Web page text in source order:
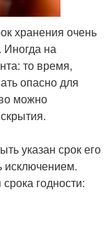
хранения очень
Иногда на
то время,
опасно для
можно
указан срок его
исключением.
годности: